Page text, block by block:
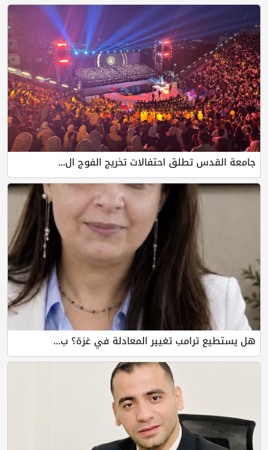
جامعة القدس تطلق احتفالات تخريج الفوج ال...
هل يستطيع ترامب تغيير المعادلة في غزة؟ ب...